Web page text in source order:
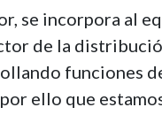
se incorpora al
de la
funciones
ello que